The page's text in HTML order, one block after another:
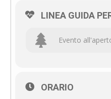
LINEA GUIDA
Evento
ORARIO